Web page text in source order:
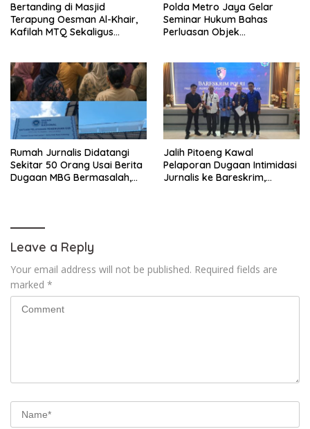
Bertanding di Masjid
Terapung Oesman Al-Khair,
Kafilah MTQ Sekaligus
Polda Metro Jaya Gelar
Seminar Hukum Bahas
Perluasan Objek
Rumah Jurnalis Didatangi
Sekitar 50 Orang Usai Berita
Dugaan MBG Bermasalah,
Jalih Pitoeng Kawal
Pelaporan Dugaan Intimidasi
Jurnalis ke Bareskrim,
Leave a Reply
Your email address will not be published. Required fields are
marked *